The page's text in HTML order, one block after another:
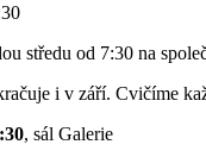
středu od 7:30 na
i v září. Cvičíme
, sál Galerie